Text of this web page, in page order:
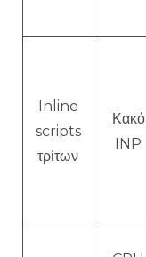
Inline
scripts
τρίτων
Κακό
INP